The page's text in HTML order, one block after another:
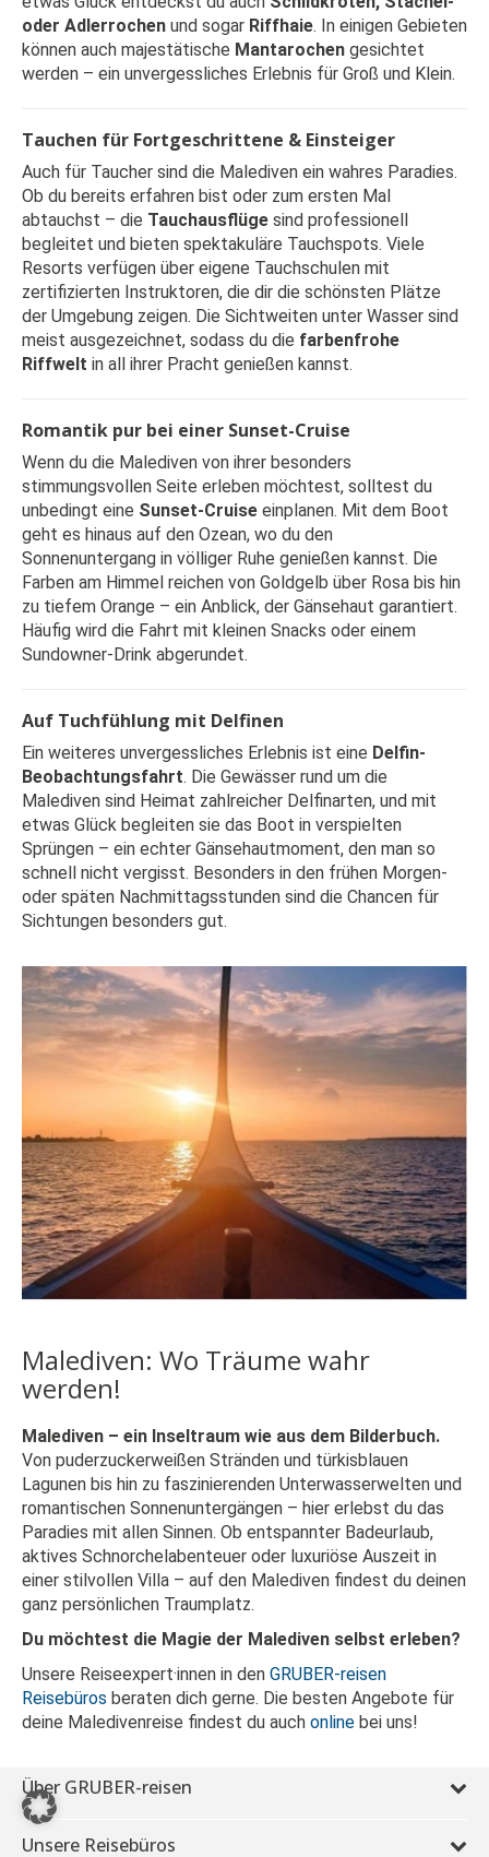
oder Adlerrochen und sogar Riffhaie. In einigen Gebieten
können auch majestätische Mantarochen gesichtet
werden – ein unvergessliches Erlebnis für Groß und Klein.
Tauchen für Fortgeschrittene & Einsteiger
Auch für Taucher sind die Malediven ein wahres Paradies.
Ob du bereits erfahren bist oder zum ersten Mal
abtauchst – die Tauchausflüge sind professionell
begleitet und bieten spektakuläre Tauchspots. Viele
Resorts verfügen über eigene Tauchschulen mit
zertifizierten Instruktoren, die dir die schönsten Plätze
der Umgebung zeigen. Die Sichtweiten unter Wasser sind
meist ausgezeichnet, sodass du die farbenfrohe
Riffwelt in all ihrer Pracht genießen kannst.
Romantik pur bei einer Sunset-Cruise
Wenn du die Malediven von ihrer besonders
stimmungsvollen Seite erleben möchtest, solltest du
unbedingt eine Sunset-Cruise einplanen. Mit dem Boot
geht es hinaus auf den Ozean, wo du den
Sonnenuntergang in völliger Ruhe genießen kannst. Die
Farben am Himmel reichen von Goldgelb über Rosa bis hin
zu tiefem Orange – ein Anblick, der Gänsehaut garantiert.
Häufig wird die Fahrt mit kleinen Snacks oder einem
Sundowner-Drink abgerundet.
Auf Tuchfühlung mit Delfinen
Ein weiteres unvergessliches Erlebnis ist eine Delfin-
Beobachtungsfahrt. Die Gewässer rund um die
Malediven sind Heimat zahlreicher Delfinarten, und mit
etwas Glück begleiten sie das Boot in verspielten
Sprüngen – ein echter Gänsehautmoment, den man so
schnell nicht vergisst. Besonders in den frühen Morgen-
oder späten Nachmittagsstunden sind die Chancen für
Sichtungen besonders gut.
Malediven: Wo Träume wahr
werden!
Malediven – ein Inseltraum wie aus dem Bilderbuch.
Von puderzuckerweißen Stränden und türkisblauen
Lagunen bis hin zu faszinierenden Unterwasserwelten und
romantischen Sonnenuntergängen – hier erlebst du das
Paradies mit allen Sinnen. Ob entspannter Badeurlaub,
aktives Schnorchelabenteuer oder luxuriöse Auszeit in
einer stilvollen Villa – auf den Malediven findest du deinen
ganz persönlichen Traumplatz.
Du möchtest die Magie der Malediven selbst erleben?
Unsere Reiseexpert·innen in den GRUBER-reisen
Reisebüros beraten dich gerne. Die besten Angebote für
deine Maledivenreise findest du auch online bei uns!
Über GRUBER-reisen
Unsere Reisebüros